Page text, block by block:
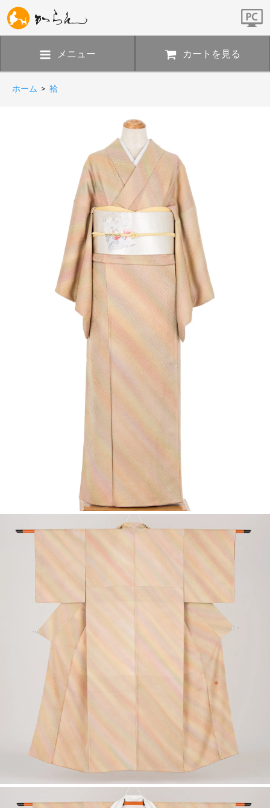
メニュー カートを見る
ホーム > 袷